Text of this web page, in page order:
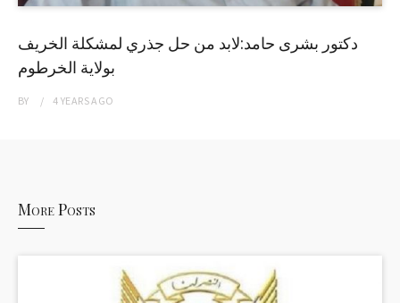
دكتور بشرى حامد:لابد من حل جذري لمشكلة الخريف
بولاية الخرطوم
BY 4 YEARSAGO
More Posts